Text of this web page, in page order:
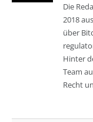
Die
2018
über
Hinter
Team
Recht